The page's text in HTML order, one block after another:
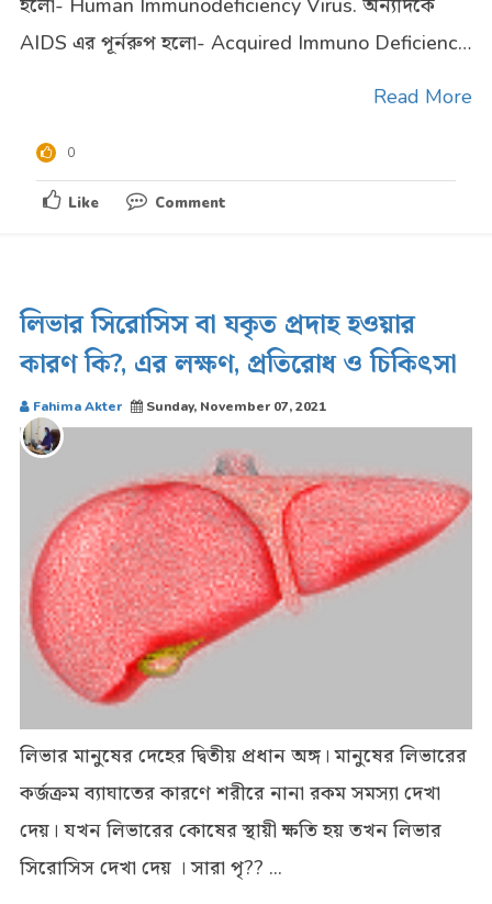
হলো- Human Immunodeficiency Virus. অন্যদিকে
AIDS এর পূর্নরুপ হলো- Acquired Immuno Deficiency
Read More
0
Like Comment
লিভার সিরোসিস বা যকৃত প্রদাহ হওয়ার
কারণ কি?, এর লক্ষণ, প্রতিরোধ ও চিকিৎসা
Fahima Akter Sunday, November 07, 2021
লিভার মানুষের দেহের দ্বিতীয় প্রধান অঙ্গ। মানুষের লিভারের
কর্জক্রম ব্যাঘাতের কারণে শরীরে নানা রকম সমস্যা দেখা
দেয়। যখন লিভারের কোষের স্থায়ী ক্ষতি হয় তখন লিভার
সিরোসিস দেখা দেয় । সারা পৃ?? ...